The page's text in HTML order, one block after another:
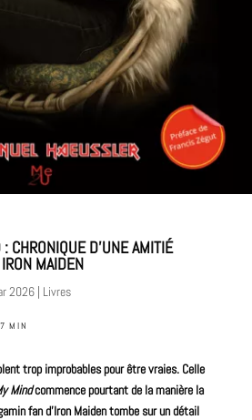
CHRONIQUE D’UNE AMITIÉ
MAIDEN
2026| Livres
MIN
trop improbables pour être vraies. Celle
Mindcommence pourtant de la manière la
fan d’Iron Maidentombe sur un détail